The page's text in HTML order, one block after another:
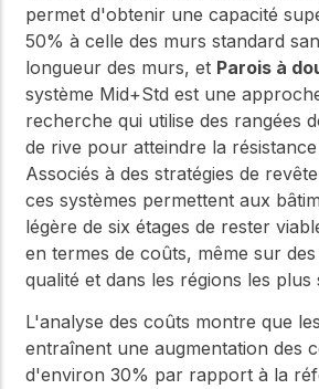
permet d'obtenir une capacité
50% à celle des murs standard
longueur des murs, et Parois à
système Mid+Std est une
recherche qui utilise des rangées
de rive pour atteindre la
Associés à des stratégies de
ces systèmes permettent aux
légère de six étages de rester
en termes de coûts, même sur
qualité et dans les régions les plus
L'analyse des coûts montre que
entraînent une augmentation des
d'environ 30% par rapport à la